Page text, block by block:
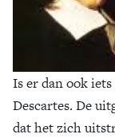
Is er dan ook
Descartes. De
dat het zich